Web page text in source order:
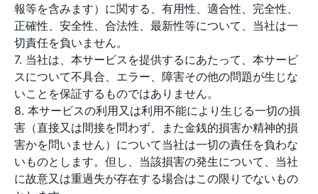
報等を含みます）に関する、有用性、適合性、完全性、
正確性、安全性、合法性、最新性等について、当社は一
切責任を負いません。
7. 当社は、本サービスを提供するにあたって、本サービ
スについて不具合、エラー、障害その他の問題が生じな
いことを保証するものではありません。
8. 本サービスの利用又は利用不能により生じる一切の損
害（直接又は間接を問わず、また金銭的損害か精神的損
害かを問いません）について当社は一切の責任を負わな
いものとします。但し、当該損害の発生について、当社
に故意又は重過失が存在する場合はこの限りでないもの